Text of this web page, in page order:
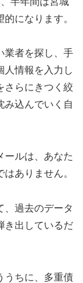
になります。
業者を探し、手
人情報を入力し
さらにきつく絞
み込んでいく自
ールは、あなた
ありません。
、過去のデータ
き出しているだ
うちに、多重債